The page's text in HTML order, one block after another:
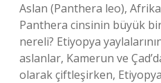
Aslan (Panthera leo),
Panthera cinsinin büyük
nereli? Etiyopya
aslanlar, Kamerun ve
olarak çiftleşirken,